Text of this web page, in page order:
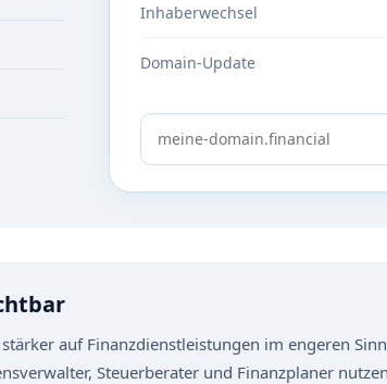
Inhaberwechsel
Domain-Update
auf Finanzdienstleistungen im engeren
Steuerberater und Finanzplaner